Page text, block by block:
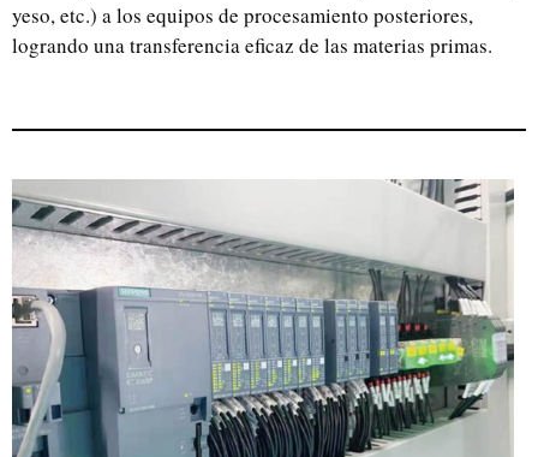
yeso, etc.) a los equipos de procesamiento posteriores,
logrando una transferencia eficaz de las materias primas.